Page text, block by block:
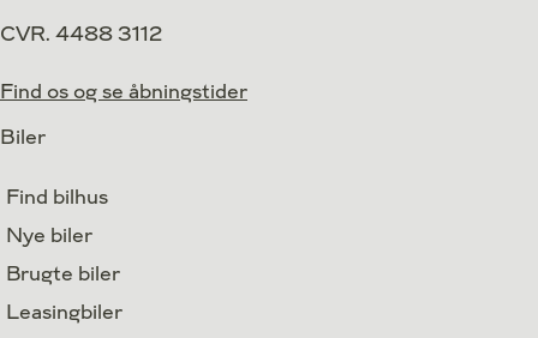
CVR. 4488 3112
Find os og se åbningstider
Biler
Find bilhus
Nye biler
Brugte biler
Leasingbiler